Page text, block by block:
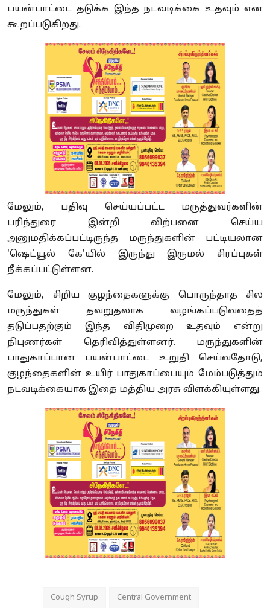
பயன்பாட்டை தடுக்க இந்த நடவடிக்கை உதவும் என
கூறப்படுகிறது.
மேலும், பதிவு செய்யப்பட்ட மருத்துவர்களின்
பரிந்துரை இன்றி விற்பனை செய்ய
அனுமதிக்கப்பட்டிருந்த மருந்துகளின் பட்டியலான
'ஷெட்யூல் கே'யில் இருந்து இருமல் சிரப்புகள்
நீக்கப்பட்டுள்ளன.
மேலும், சிறிய குழந்தைகளுக்கு பொருந்தாத சில
மருந்துகள் தவறுதலாக வழங்கப்படுவதைத்
தடுப்பதற்கும் இந்த விதிமுறை உதவும் என்று
நிபுணர்கள் தெரிவித்துள்ளனர். மருந்துகளின்
பாதுகாப்பான பயன்பாட்டை உறுதி செய்வதோடு,
குழந்தைகளின் உயிர் பாதுகாப்பையும் மேம்படுத்தும்
நடவடிக்கையாக இதை மத்திய அரசு விளக்கியுள்ளது.
Cough Syrup Central Government